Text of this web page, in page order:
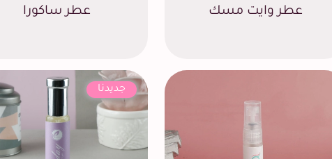
عطر وايت مسك عطر ساكورا
جديدنا